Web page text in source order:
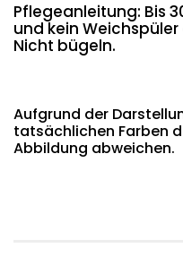
Pflegeanleitung: Bis
und kein
Nicht bügeln.
Aufgrund der
tatsächlichen Farben
Abbildung abweichen.